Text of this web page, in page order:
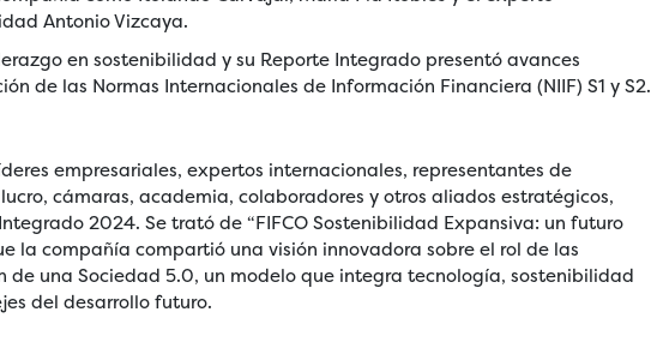
Antonio Vizcaya.
en sostenibilidad y su Reporte Integrado presentó avances
de las Normas Internacionales de Información Financiera (NIIF) S1 y S2.
empresariales, expertos internacionales, representantes de
cámaras, academia, colaboradores y otros aliados estratégicos,
2024. Se trató de “FIFCO Sostenibilidad Expansiva: un futuro
la compañía compartió una visión innovadora sobre el rol de las
de una Sociedad 5.0, un modelo que integra tecnología, sostenibilidad
del desarrollo futuro.